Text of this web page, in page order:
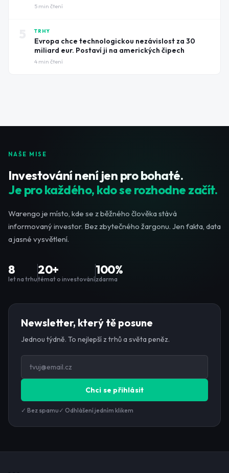
5 min čtení
TRHY
Evropa chce technologickou nezávislost za 30
miliard eur. Postaví ji na amerických čipech
4 min čtení
NAŠE MISE
Investování není jen pro bohaté.
Je pro každého, kdo se rozhodne začít.
Warengo je místo, kde se z běžného člověka stává
informovaný investor. Bez zbytečného žargonu. Jen fakta, data
a jasné vysvětlení.
8
let na trhu
20+
témat o investování
100%
zdarma
Newsletter, který tě posune
Jednou týdně. To nejlepší z trhů a světa peněz.
Chci se přihlásit
✓ Bez spamu ✓ Odhlášení jedním klikem